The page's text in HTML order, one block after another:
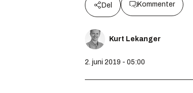
Del Kommenter
Kurt Lekanger
2. juni 2019 - 05:00